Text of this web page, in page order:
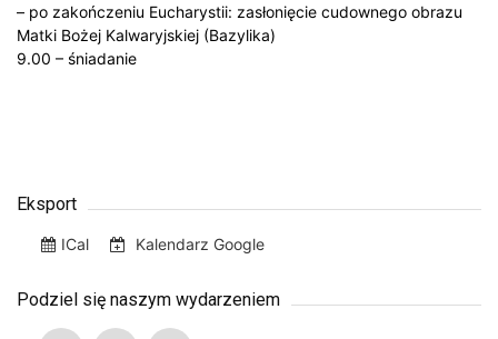
– po zakończeniu Eucharystii: zasłonięcie cudownego obrazu
Matki Bożej Kalwaryjskiej (Bazylika)
9.00 – śniadanie
Eksport
ICal Kalendarz Google
Podziel się naszym wydarzeniem